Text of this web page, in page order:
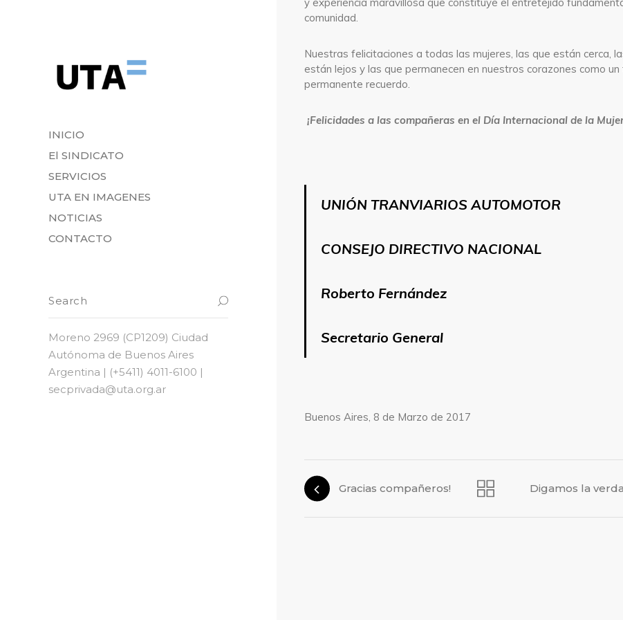
INICIO
El SINDICATO
SERVICIOS
UTA EN IMAGENES
NOTICIAS
CONTACTO
Moreno 2969 (CP1209) Ciudad
Autónoma de Buenos Aires
Argentina | (+5411) 4011-6100 |
secprivada@uta.org.ar
comunidad.
Nuestras felicitaciones a todas las mujeres, las que están cerca,
están lejos y las que permanecen en nuestros corazones como
permanente recuerdo.
¡Felicidades a las compañeras en el Día Internacional de la
UNIÓN TRANVIARIOS AUTOMOTOR
CONSEJO DIRECTIVO NACIONAL
Roberto Fernández
Secretario General
Buenos Aires, 8 de Marzo de 2017
Gracias compañeros! Digamos la